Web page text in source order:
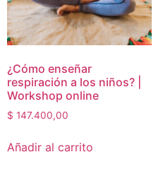
¿Cómo enseñar
respiración a los niños? |
Workshop online
$ 147.400,00
Añadir al carrito